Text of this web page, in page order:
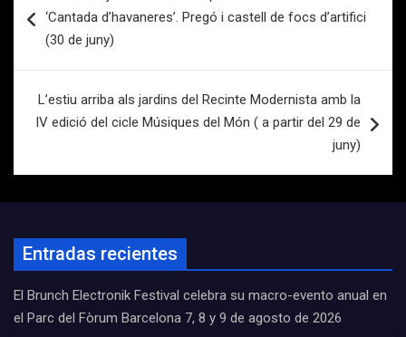
de
entradas
‘Cantada d’havaneres’. Pregó i castell de focs d’artifici
(30 de juny)
L’estiu arriba als jardins del Recinte Modernista amb la
IV edició del cicle Músiques del Món ( a partir del 29 de
juny)
Entradas recientes
El Brunch Electronik Festival celebra su macro-evento anual en
el Parc del Fòrum Barcelona 7, 8 y 9 de agosto de 2026